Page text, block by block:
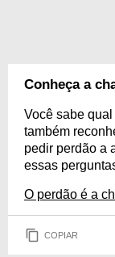
Conheça a
Você sabe
também
pedir perdão a
essas
O perdão é a
COPIAR